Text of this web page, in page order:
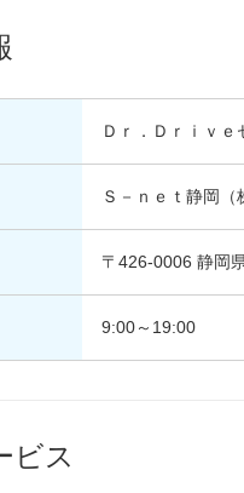
Ｄｒ．Ｄｒｉｖｅ
Ｓ－ｎｅｔ静岡（
〒426-0006 静岡
9:00～19:00
ビス